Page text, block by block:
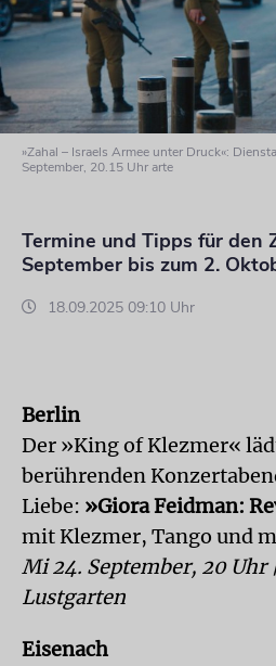
»Zahal – Israels Armee unter Druck«:
September, 20.15 Uhr arte
Termine und Tipps für den
September bis zum 2.
18.09.2025 09:10 Uhr
Berlin
Der »King of Klezmer«
berührenden
Liebe: »Giora Feidman:
mit Klezmer, Tango und
Mi 24. September, 20
Lustgarten
Eisenach